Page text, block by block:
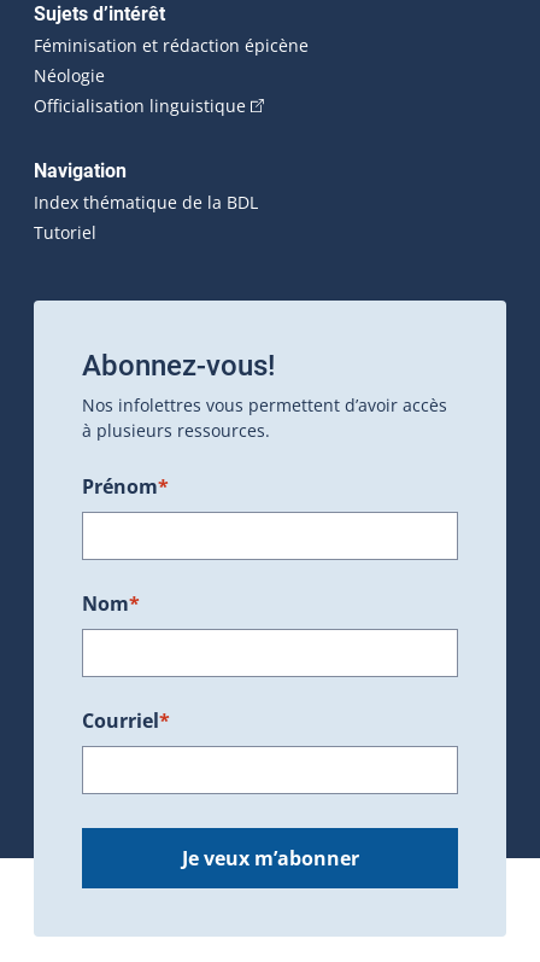
Sujets d’intérêt
Féminisation et rédaction épicène
Néologie
Officialisation linguistique(Cet hyperlien externe s'ouvrira
Navigation
Index thématique de la BDL
Tutoriel
Abonnez-vous!
Nos infolettres vous permettent d’avoir accès
à plusieurs ressources.
Prénom*
Nom*
Courriel*
Je veux m’abonner